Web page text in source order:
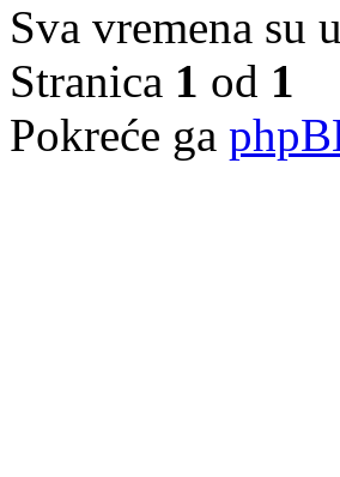
Sva vremena su
Stranica 1 od 1
Pokreće ga